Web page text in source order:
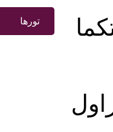
تورها